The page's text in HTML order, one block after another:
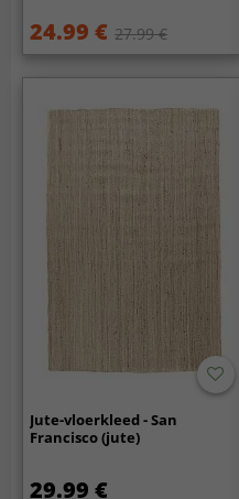
24.99 € 27.99 €
Jute-vloerkleed - San
Francisco (jute)
29.99 €